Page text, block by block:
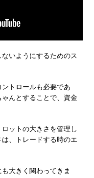
いようにするためのス
トロールも必要であ
んとすることで、資金
ットの大きさを管理し
、トレードする時のエ
大きく関わってきま